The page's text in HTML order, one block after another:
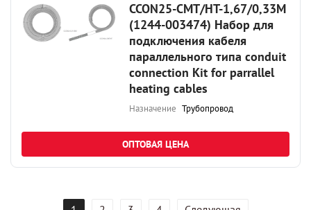
CCON25-CMT/HT-1,67/0,33M
(1244-003474) Набор для
подключения кабеля
параллельного типа conduit
connection Kit for parrallel
heating cables
Назначение Трубопровод
ОПТОВАЯ ЦЕНА